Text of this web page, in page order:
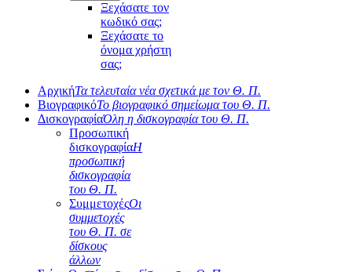
Ξεχάσατε τον
κωδικό σας;
Ξεχάσατε το
όνομα χρήστη
σας;
ΑρχικήΤα τελευταία νέα σχετικά με τον Θ. Π.
ΒιογραφικόΤο βιογραφικό σημείωμα του Θ. Π.
ΔισκογραφίαΌλη η δισκογραφία του Θ. Π.
Προσωπική
δισκογραφίαΗ
προσωπική
δισκογραφία
του Θ. Π.
ΣυμμετοχέςΟι
συμμετοχές
του Θ. Π. σε
δίσκους
άλλων